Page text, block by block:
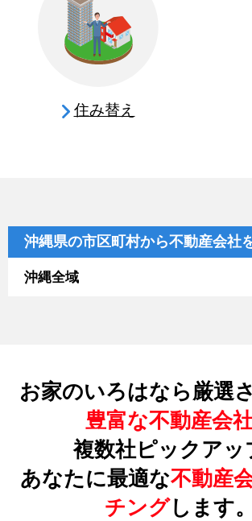
住み替え
沖縄県の市区町村から不動産会社
沖縄全域
お家のいろはなら厳選
豊富な不動産会
複数社ピックアッ
あなたに最適な不動産
チングします。